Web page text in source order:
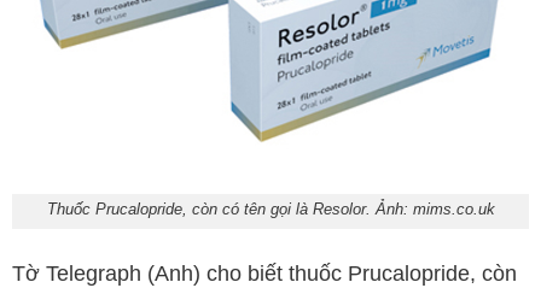
Thuốc Prucalopride, còn có tên gọi là Resolor. Ảnh: mims.co.uk
Tờ Telegraph (Anh) cho biết thuốc Prucalopride, còn